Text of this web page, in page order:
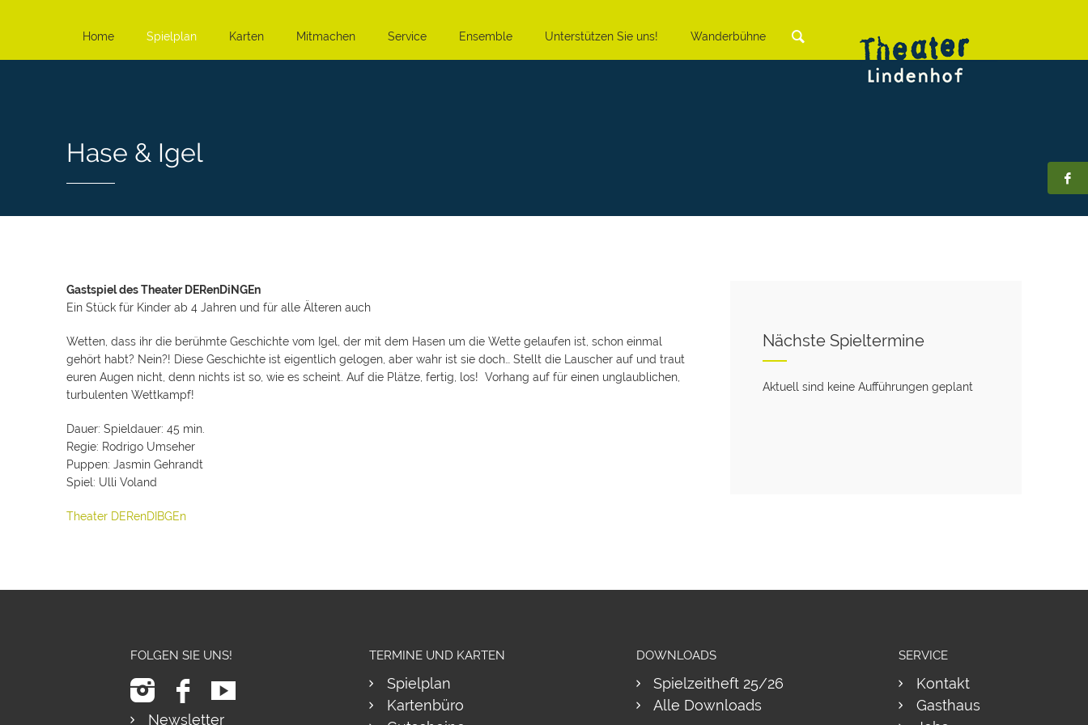
Home Spielplan Karten Mitmachen Service Ensemble Unterstützen Sie uns! Wanderbühne
Hase & Igel
Gastspiel des Theater DERenDiNGEn
Ein Stück für Kinder ab 4 Jahren und für alle Älteren auch
Wetten, dass ihr die berühmte Geschichte vom Igel, der mit dem Hasen um die Wette gelaufen ist, schon einmal
gehört habt? Nein?! Diese Geschichte ist eigentlich gelogen, aber wahr ist sie doch… Stellt die Lauscher auf und traut
euren Augen nicht, denn nichts ist so, wie es scheint. Auf die Plätze, fertig, los! Vorhang auf für einen unglaublichen,
turbulenten Wettkampf!
Dauer: Spieldauer: 45 min.
Regie: Rodrigo Umseher
Puppen: Jasmin Gehrandt
Spiel: Ulli Voland
Theater DERenDIBGEn
Nächste Spieltermine
Aktuell sind keine Aufführungen geplant
FOLGEN SIE UNS!
Newsletter
TERMINE UND KARTEN
Spielplan
Kartenbüro
DOWNLOADS
Spielzeitheft 25/26
Alle Downloads
SERVICE
Kontakt
Gasthaus